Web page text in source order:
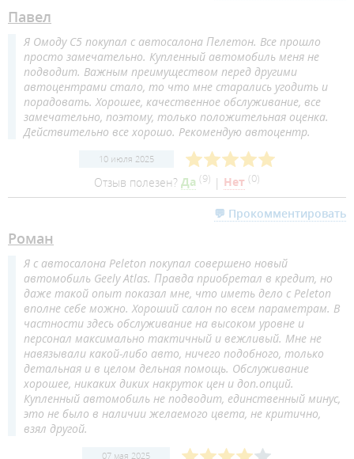
Павел
Я Омоду С5 покупал с автосалона Пелетон. Все прошло
просто замечательно. Купленный автомобиль меня не
подводит. Важным преимуществом перед другими
автоцентрами стало, то что мне старались угодить и
порадовать. Хорошее, качественное обслуживание, все
замечательно, поэтому, только положительная оценка.
Действительно все хорошо. Рекомендую автоцентр.
10 июля 2025
Отзыв полезен? Да (9) | Нет (0)
💬 Прокомментировать
Роман
Я с автосалона Peleton покупал совершено новый
автомобиль Geely Atlas. Правда приобретал в кредит, но
даже такой опыт показал мне, что иметь дело с Peleton
вполне себе можно. Хороший салон по всем параметрам. В
частности здесь обслуживание на высоком уровне и
персонал максимально тактичный и вежливый. Мне не
навязывали какой-либо авто, ничего подобного, только
детальная и в целом дельная помощь. Обслуживание
хорошее, никаких диких накруток цен и доп.опций.
Купленный автомобиль не подводит, единственный минус,
это не было в наличии желаемого цвета, не критично,
взял другой.
07 мая 2025